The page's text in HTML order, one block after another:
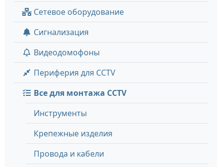
Сетевое оборудование
Сигнализация
Видеодомофоны
Периферия для CCTV
Все для монтажа CCTV
Инструменты
Крепежные изделия
Провода и кабели